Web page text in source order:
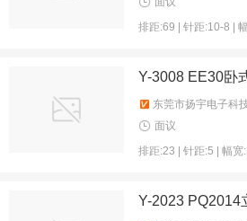
排距:69 | 针距:10-8 |
Y-3008 EE30卧
东莞市扬宇电子科
面议
排距:23 | 针距:5 | 幅宽
Y-2023 PQ2014